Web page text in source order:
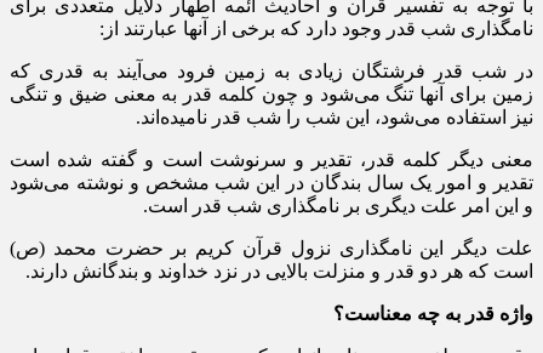
با توجه به تفسیر قرآن و احادیث ائمه اطهار دلایل متعددی برای
نامگذاری شب قدر وجود دارد که برخی از آنها عبارتند از:
در شب قدر فرشتگان زیادی به زمین فرود می‌آیند به قدری که
زمین برای آنها تنگ می‌شود و چون کلمه قدر به معنی ضیق و تنگی
نیز استفاده می‌شود، این شب را شب قدر نامیده‌اند.
معنی دیگر کلمه قدر، تقدیر و سرنوشت است و گفته شده است
تقدیر و امور یک سال بندگان در این شب مشخص و نوشته می‌شود
و این امر علت دیگری بر نامگذاری شب قدر است.
علت دیگر این نامگذاری نزول قرآن کریم بر حضرت محمد (ص)
است که هر دو قدر و منزلت بالایی در نزد خداوند و بندگانش دارند.
واژه قدر به چه معناست؟